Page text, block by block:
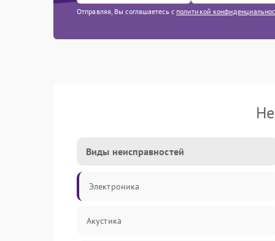
Отправляя, Вы соглашаетесь с политикой
Виды неисправностей
Электроника
Акустика